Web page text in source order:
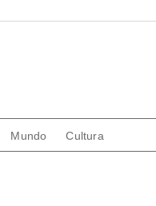
Mundo Cultura